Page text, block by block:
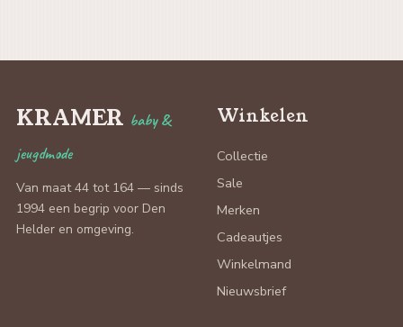
KRAMER baby &
jeugdmode
Van maat 44 tot 164 — sinds
1994 een begrip voor Den
Helder en omgeving.
Winkelen
Collectie
Sale
Merken
Cadeautjes
Winkelmand
Nieuwsbrief